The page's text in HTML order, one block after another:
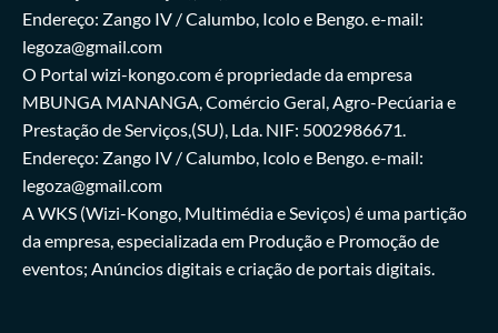
Endereço: Zango IV / Calumbo, Icolo e Bengo. e-mail:
legoza@gmail.com
O Portal wizi-kongo.com é propriedade da empresa
MBUNGA MANANGA, Comércio Geral, Agro-Pecúaria e
Prestação de Serviços,(SU), Lda. NIF: 5002986671.
Endereço: Zango IV / Calumbo, Icolo e Bengo. e-mail:
legoza@gmail.com
A WKS (Wizi-Kongo, Multimédia e Seviços) é uma partição
da empresa, especializada em Produção e Promoção de
eventos; Anúncios digitais e criação de portais digitais.